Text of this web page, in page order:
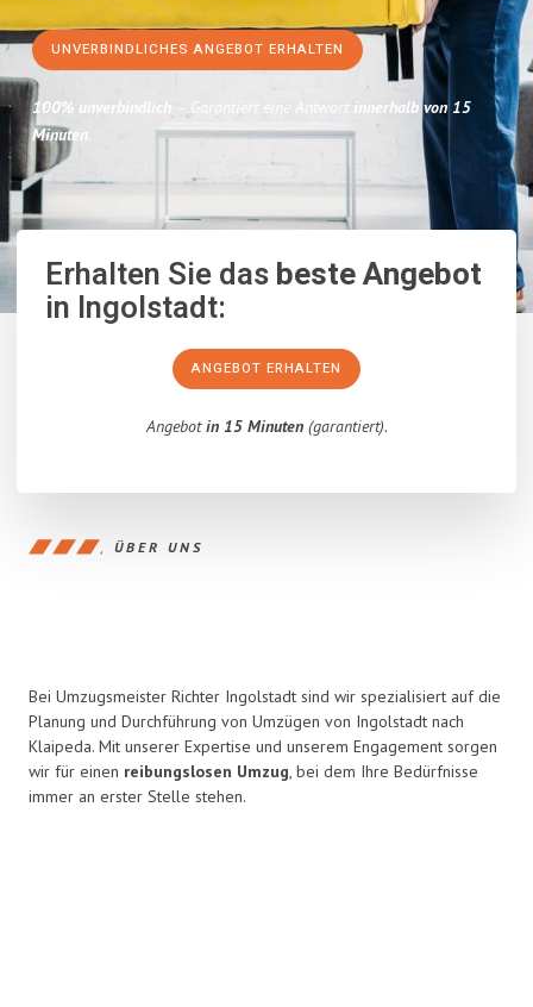
UNVERBINDLICHES ANGEBOT ERHALTEN
100% unverbindlich – Garantiert eine Antwort innerhalb von 15
Minuten.
Erhalten Sie dasbeste Angebot
in Ingolstadt:
ANGEBOT ERHALTEN
Angebotin 15 Minuten(garantiert).
ÜBER UNS
Bei Umzugsmeister Richter Ingolstadt sind wir spezialisiert auf die
Planung und Durchführung von Umzügen von Ingolstadt nach
Klaipeda. Mit unserer Expertise und unserem Engagement sorgen
wir für einen reibungslosen Umzug, bei dem Ihre Bedürfnisse
immer an erster Stelle stehen.